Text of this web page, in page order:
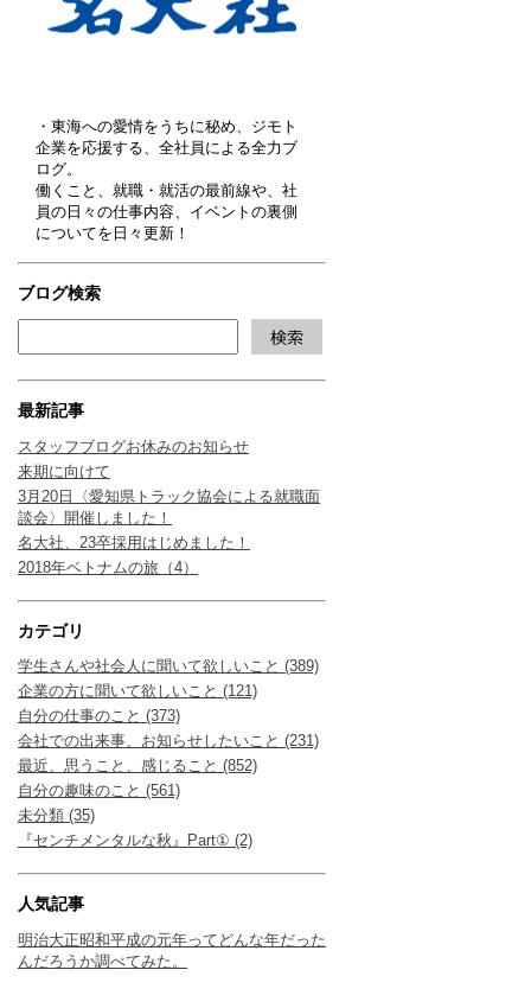
・東海への愛情をうちに秘め、ジモト
企業を応援する、全社員による全力ブ
ログ。
働くこと、就職・就活の最前線や、社
員の日々の仕事内容、イベントの裏側
についてを日々更新！
ブログ検索
最新記事
スタッフブログお休みのお知らせ
来期に向けて
3月20日〈愛知県トラック協会による就職面
談会〉開催しました！
名大社、23卒採用はじめました！
2018年ベトナムの旅（4）
カテゴリ
学生さんや社会人に聞いて欲しいこと (389)
企業の方に聞いて欲しいこと (121)
自分の仕事のこと (373)
会社での出来事、お知らせしたいこと (231)
最近、思うこと、感じること (852)
自分の趣味のこと (561)
未分類 (35)
『センチメンタルな秋』Part① (2)
人気記事
明治大正昭和平成の元年ってどんな年だった
んだろうか調べてみた。